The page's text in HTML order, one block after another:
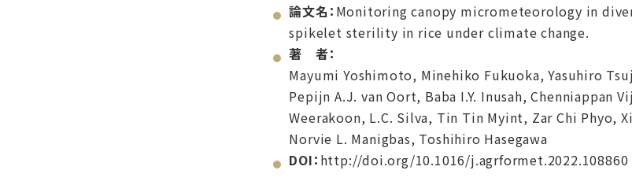
論文名： Monitoring canopy micrometeorology in
spikelet sterility in rice under climate change.
著 者：
Mayumi Yoshimoto, Minehiko Fukuoka, Yasuhiro
Pepijn A.J. van Oort, Baba I.Y. Inusah, Chenniappan
Weerakoon, L.C. Silva, Tin Tin Myint, Zar Chi Phyo,
Norvie L. Manigbas, Toshihiro Hasegawa
DOI： http://doi.org/10.1016/j.agrformet.2022.108860